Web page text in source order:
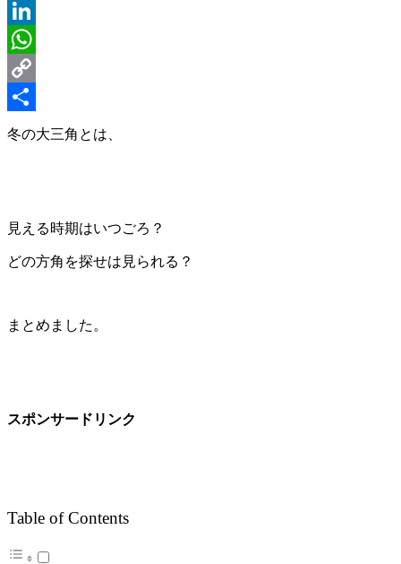
Reddit
LinkedIn
WhatsApp
Copy
Link
Share
冬の大三角とは、
見える時期はいつごろ？
どの方角を探せは見られる？
まとめました。
スポンサードリンク
Table of Contents